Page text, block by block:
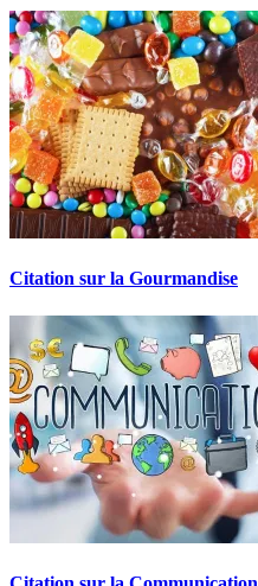
Citation sur la Gourmandise